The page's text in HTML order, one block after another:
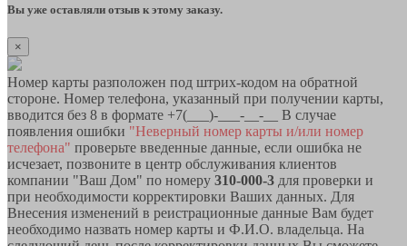
Вы уже оставляли отзыв к этому заказу.
×
Номер карты разположен под штрих-кодом на обратной
стороне. Номер телефона, указанный при получении карты,
вводится без 8 в формате +7(___)-___-__-__ В случае
появления ошибки "Неверный номер карты и/или номер
телефона" проверьте введенные данные, если ошибка не
исчезает, позвоните в центр обслуживания клиентов
компании "Ваш Дом" по номеру 310-000-3 для проверки и
при необходимости корректировки Ваших данных. Для
Внесения изменений в реистрационные данные Вам будет
необходимо назвать номер карты и Ф.И.О. владельца. На